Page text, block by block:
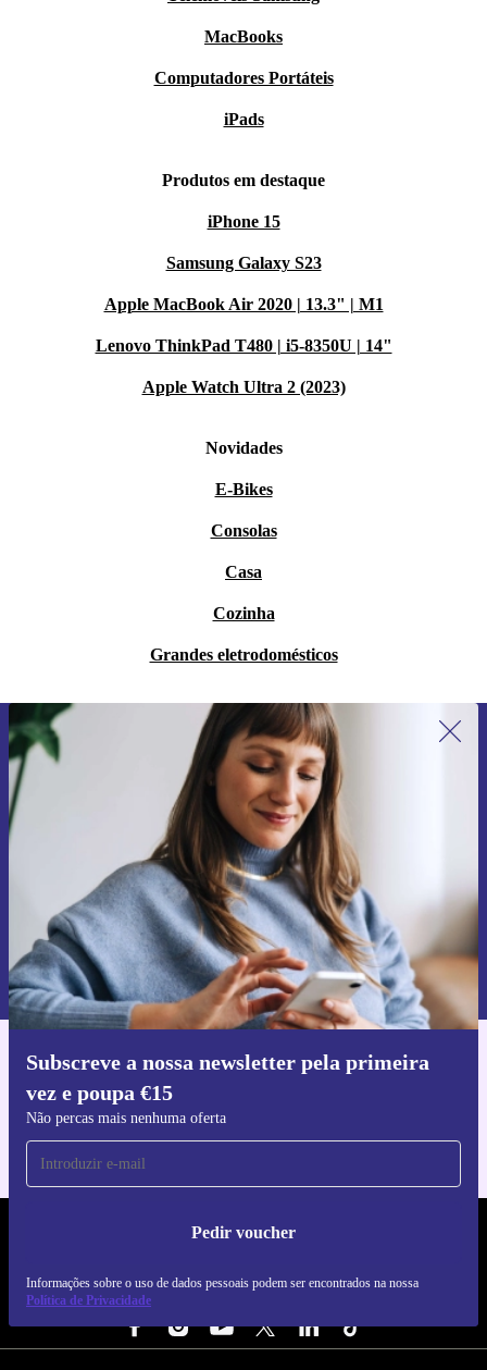
MacBooks
Computadores Portáteis
iPads
Produtos em destaque
iPhone 15
Samsung Galaxy S23
Apple MacBook Air 2020 | 13.3" | M1
Lenovo ThinkPad T480 | i5-8350U | 14"
Apple Watch Ultra 2 (2023)
Novidades
E-Bikes
Consolas
Casa
Cozinha
Grandes eletrodomésticos
Subscreve a nossa newsletter pela primeira
vez e poupa €15
Não percas mais nenhuma oferta
Pedir voucher
Informações sobre o uso de dados pessoais podem ser encontrados na nossa
Política de Privacidade
Subscreve a nossa newsletter pela
primeira vez e poupa 15€!
Não percas mais nenhuma oferta.
Pedir voucher
Informações sobre o uso de dados pessoais podem ser encontrados na
nossa
Política de Privacidade.
Faz o download da app refurbed
Para iOS e Android
REFURBED PORTUGAL - RETHINK NEW.
SEGUE-NOS